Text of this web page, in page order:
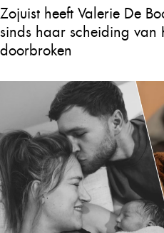
Zojuist heeft Valerie De
sinds haar scheiding van
doorbroken